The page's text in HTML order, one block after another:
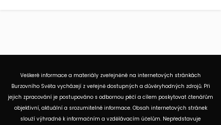
Veškeré informace a materiály zveřejněné na internetových stránkách
Burzovního Světa vycházejí z veřejně dostupných a důvěryhodných zdrojů. Při
jejich zpracování je postupováno s odbornou péčí a cílem poskytovat čtenářům
objektivní, aktuální a srozumitelné informace. Obsah internetových stránek
slouží výhradně k informačním a vzdělávacím účelům. Nepředstavuje